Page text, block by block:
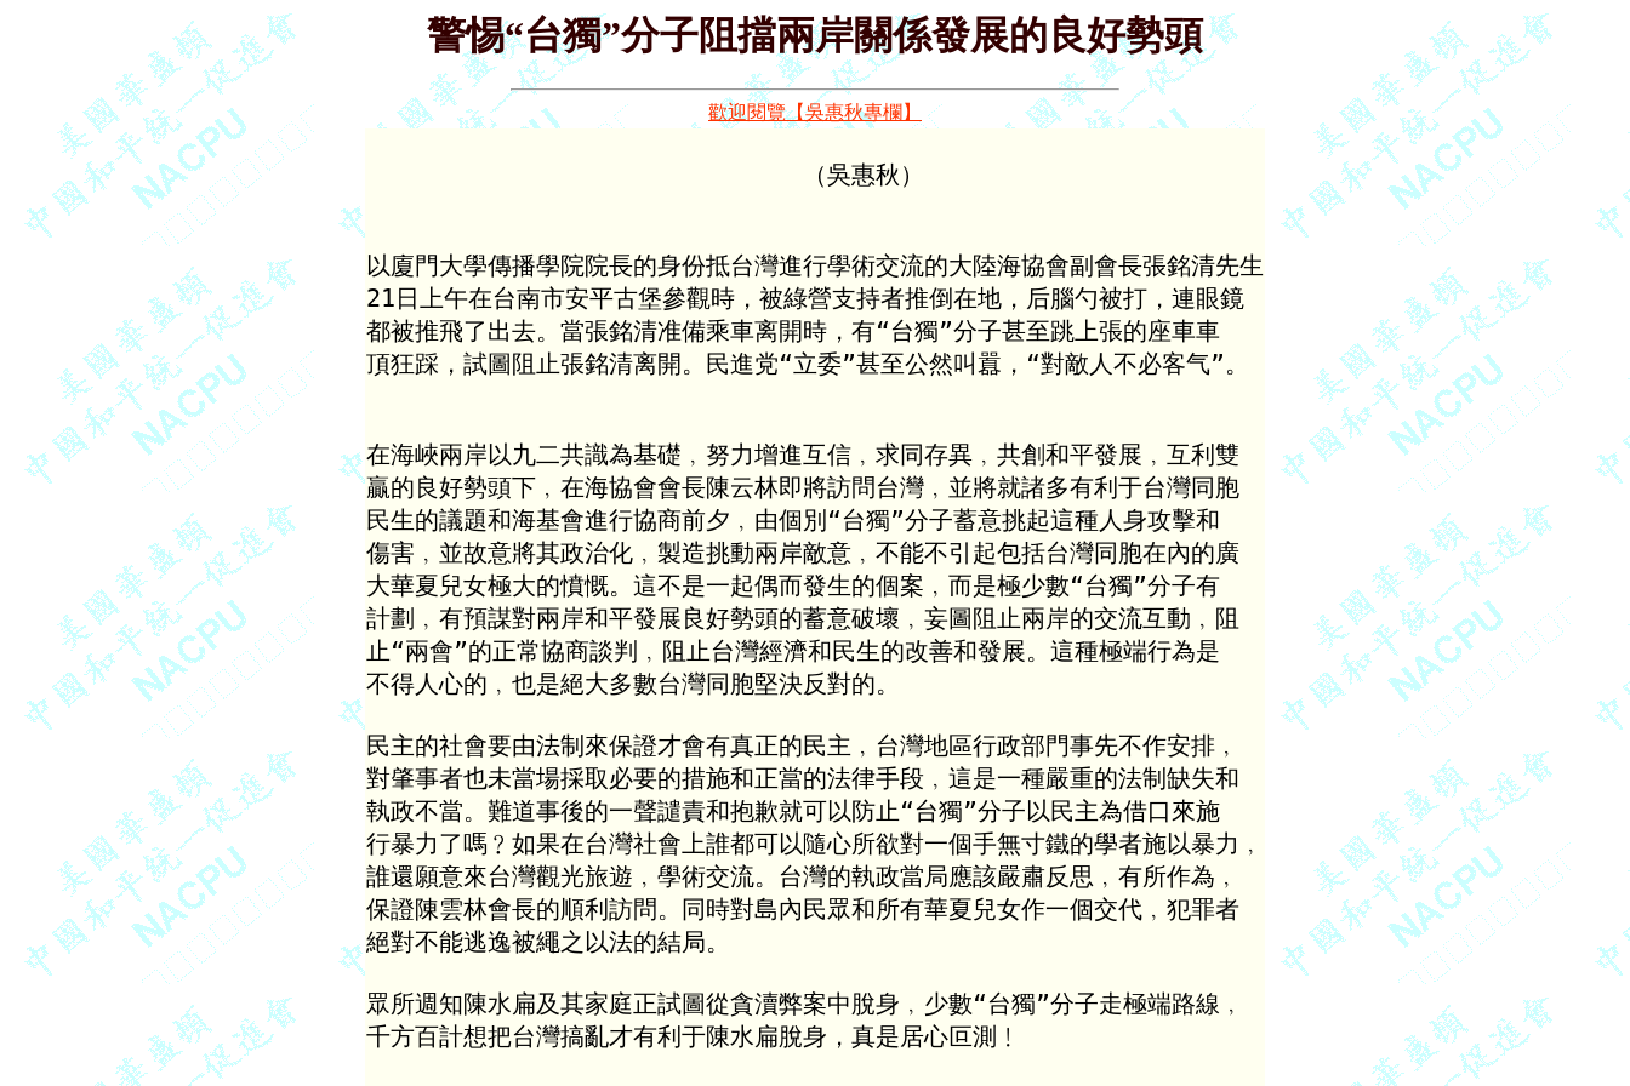
警惕“台獨”分子阻擋兩岸關係發展的良好勢頭
歡迎閱覽【吳惠秋專欄】
                              （吳惠秋）
以廈門大學傳播學院院長的身份抵台灣進行學術交流的大陸海協會副會長張銘清先生
21日上午在台南市安平古堡參觀時，被綠營支持者推倒在地，后腦勺被打，連眼鏡
都被推飛了出去。當張銘清准備乘車离開時，有“台獨”分子甚至跳上張的座車車
頂狂踩，試圖阻止張銘清离開。民進党“立委”甚至公然叫囂，“對敵人不必客气”。
在海峽兩岸以九二共識為基礎﹐努力增進互信﹐求同存異﹐共創和平發展﹐互利雙
贏的良好勢頭下﹐在海協會會長陳云林即將訪問台灣﹐並將就諸多有利于台灣同胞
民生的議題和海基會進行協商前夕﹐由個別“台獨”分子蓄意挑起這種人身攻擊和
傷害﹐並故意將其政治化﹐製造挑動兩岸敵意﹐不能不引起包括台灣同胞在內的廣
大華夏兒女極大的憤慨。這不是一起偶而發生的個案﹐而是極少數“台獨”分子有
計劃﹐有預謀對兩岸和平發展良好勢頭的蓄意破壞﹐妄圖阻止兩岸的交流互動﹐阻
止“兩會”的正常協商談判﹐阻止台灣經濟和民生的改善和發展。這種極端行為是
不得人心的﹐也是絕大多數台灣同胞堅決反對的。
民主的社會要由法制來保證才會有真正的民主﹐台灣地區行政部門事先不作安排﹐
對肇事者也未當場採取必要的措施和正當的法律手段﹐這是一種嚴重的法制缺失和
執政不當。難道事後的一聲譴責和抱歉就可以防止“台獨”分子以民主為借口來施
行暴力了嗎﹖如果在台灣社會上誰都可以隨心所欲對一個手無寸鐵的學者施以暴力﹐
誰還願意來台灣觀光旅遊﹐學術交流。台灣的執政當局應該嚴肅反思﹐有所作為﹐
保證陳雲林會長的順利訪問。同時對島內民眾和所有華夏兒女作一個交代﹐犯罪者
絕對不能逃逸被繩之以法的結局。
眾所週知陳水扁及其家庭正試圖從貪瀆弊案中脫身﹐少數“台獨”分子走極端路線﹐
千方百計想把台灣搞亂才有利于陳水扁脫身，真是居心叵測﹗